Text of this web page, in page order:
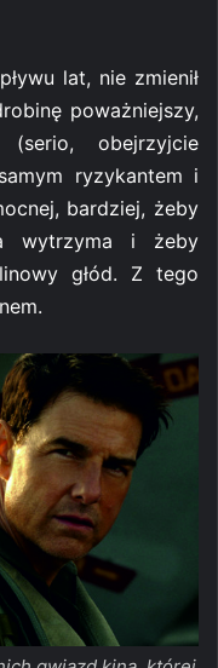
lat, nie zmienił
poważniejszy,
obejrzyjcie
ryzykantem i
bardziej, żeby
wytrzyma i żeby
głód. Z tego